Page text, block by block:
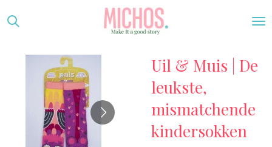
Ga
direct
hoofdinhoud
Uil & Muis | De
leukste,
mismatchende
kindersokken